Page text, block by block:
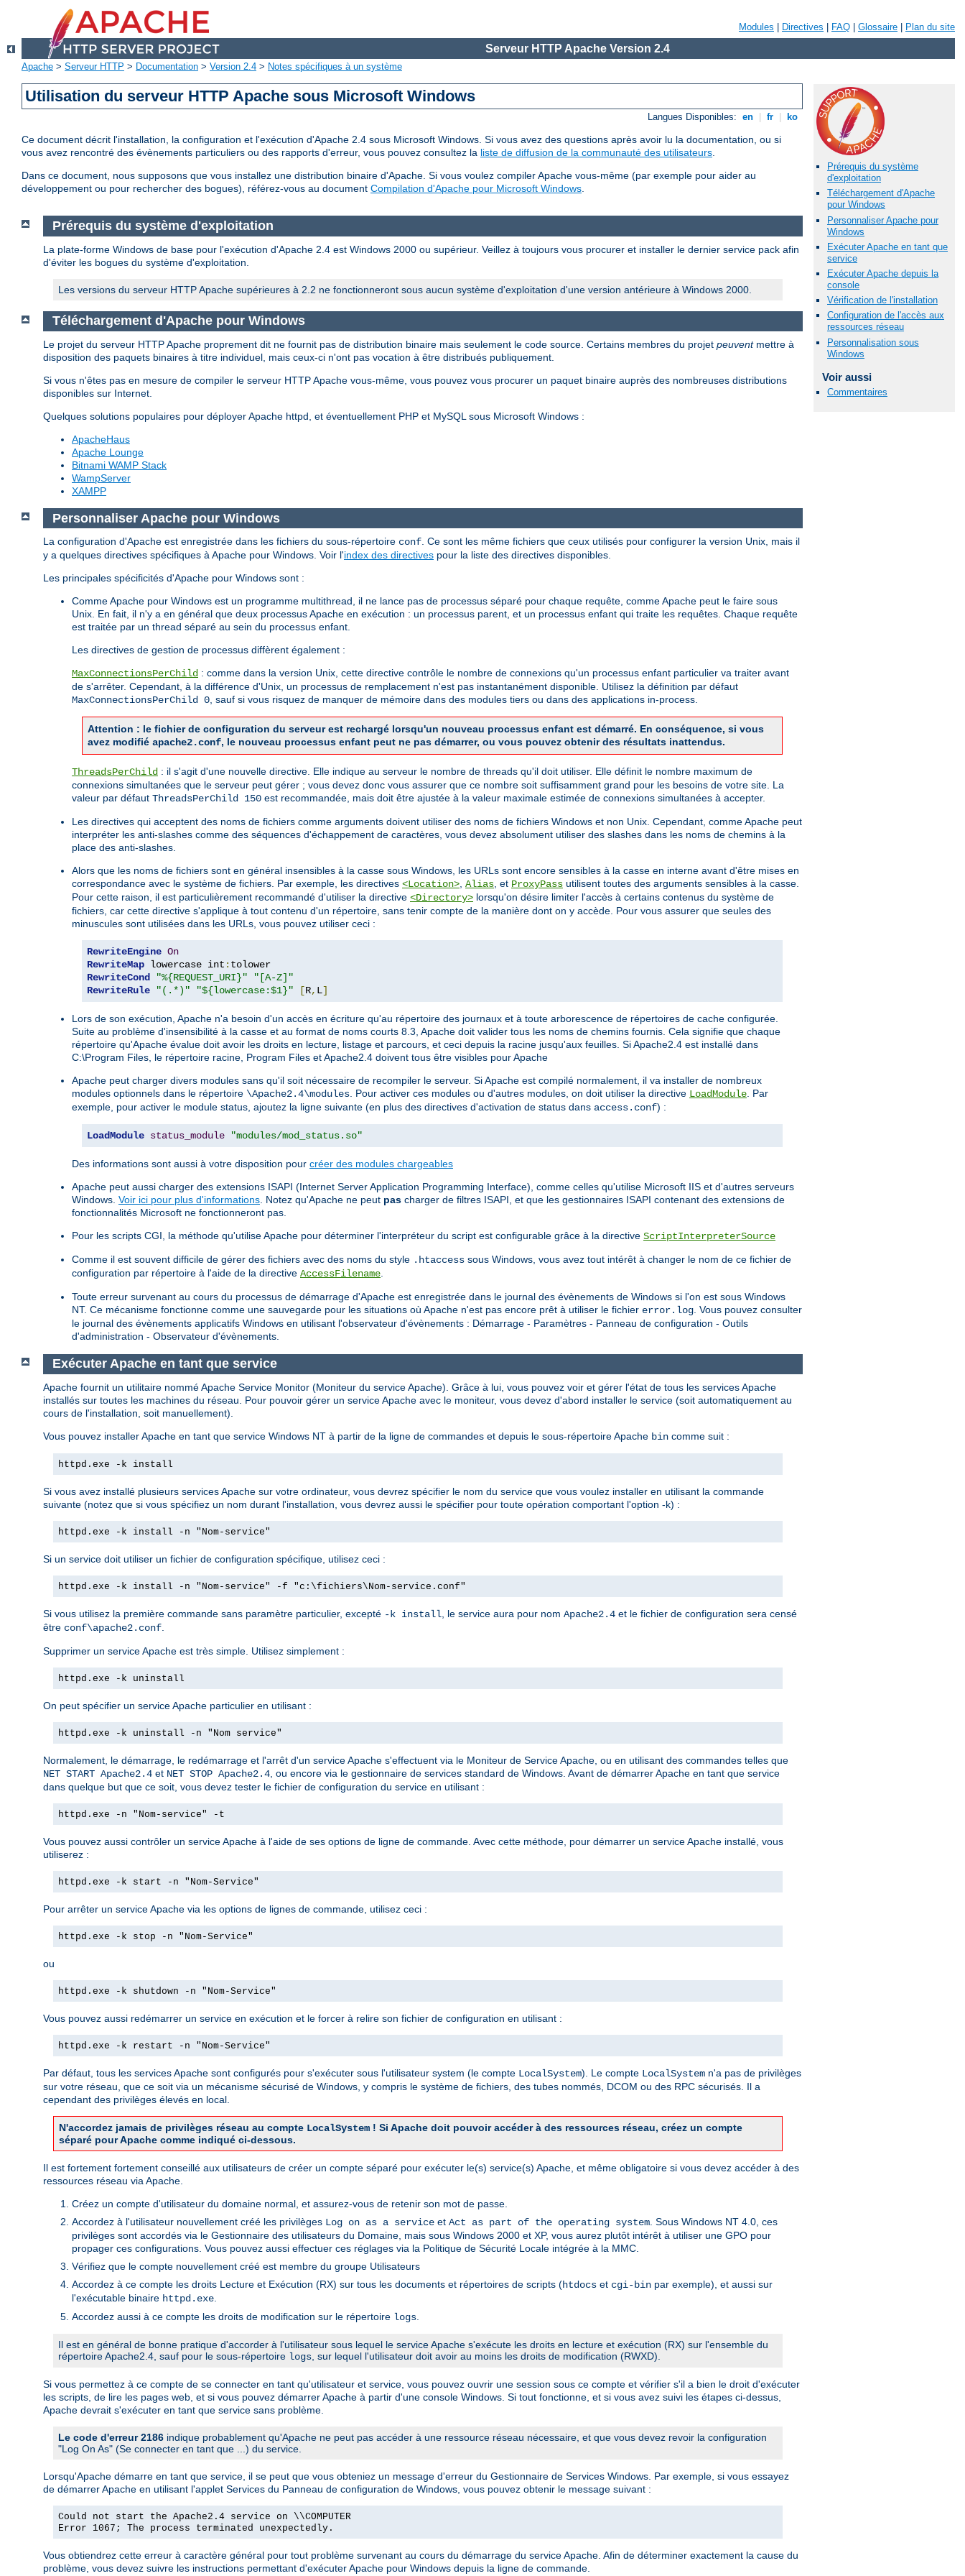
Modules Directives FAQ Glossaire Plan du site
Serveur HTTP Apache Version 2.4
Apache > Serveur HTTP > Documentation > Version 2.4 > Notes spécifiques à un système
Utilisation du serveur HTTP Apache sous Microsoft Windows
Langues Disponibles: en fr ko
Ce document décrit l'installation, la configuration et l'exécution d'Apache 2.4 sous Microsoft Windows. Si vous avez des questions après avoir lu la documentation, ou si
vous avez rencontré des évènements particuliers ou des rapports d'erreur, vous pouvez consultez la liste de diffusion de la communauté des utilisateurs.
Dans ce document, nous supposons que vous installez une distribution binaire d'Apache. Si vous voulez compiler Apache vous-même (par exemple pour aider au
développement ou pour rechercher des bogues), référez-vous au document Compilation d'Apache pour Microsoft Windows.
Prérequis du système
d'exploitation
Téléchargement d'Apache
pour Windows
Personnaliser Apache pour
Windows
Exécuter Apache en tant que
service
Exécuter Apache depuis la
console
Vérification de l'installation
Configuration de l'accès aux
ressources réseau
Personnalisation sous
Windows
Voir aussi
Commentaires
Prérequis du système d'exploitation
La plate-forme Windows de base pour l'exécution d'Apache 2.4 est Windows 2000 ou supérieur. Veillez à toujours vous procurer et installer le dernier service pack afin
d'éviter les bogues du système d'exploitation.
Les versions du serveur HTTP Apache supérieures à 2.2 ne fonctionneront sous aucun système d'exploitation d'une version antérieure à Windows 2000.
Téléchargement d'Apache pour Windows
Le projet du serveur HTTP Apache proprement dit ne fournit pas de distribution binaire mais seulement le code source. Certains membres du projet peuventmettre à
disposition des paquets binaires à titre individuel, mais ceux-ci n'ont pas vocation à être distribués publiquement.
Si vous n'êtes pas en mesure de compiler le serveur HTTP Apache vous-même, vous pouvez vous procurer un paquet binaire auprès des nombreuses distributions
disponibles sur Internet.
Quelques solutions populaires pour déployer Apache httpd, et éventuellement PHP et MySQL sous Microsoft Windows :
ApacheHaus
Apache Lounge
Bitnami WAMP Stack
WampServer
XAMPP
Personnaliser Apache pour Windows
La configuration d'Apache est enregistrée dans les fichiers du sous-répertoire conf. Ce sont les même fichiers que ceux utilisés pour configurer la version Unix, mais il
y a quelques directives spécifiques à Apache pour Windows. Voir l'index des directives pour la liste des directives disponibles.
Les principales spécificités d'Apache pour Windows sont :
Comme Apache pour Windows est un programme multithread, il ne lance pas de processus séparé pour chaque requête, comme Apache peut le faire sous
Unix. En fait, il n'y a en général que deux processus Apache en exécution : un processus parent, et un processus enfant qui traite les requêtes. Chaque requête
est traitée par un thread séparé au sein du processus enfant.
Les directives de gestion de processus diffèrent également :
MaxConnectionsPerChild : comme dans la version Unix, cette directive contrôle le nombre de connexions qu'un processus enfant particulier va traiter avant
de s'arrêter. Cependant, à la différence d'Unix, un processus de remplacement n'est pas instantanément disponible. Utilisez la définition par défaut
MaxConnectionsPerChild 0, sauf si vous risquez de manquer de mémoire dans des modules tiers ou dans des applications in-process.
Attention : le fichier de configuration du serveur est rechargé lorsqu'un nouveau processus enfant est démarré. En conséquence, si vous
avez modifié apache2.conf, le nouveau processus enfant peut ne pas démarrer, ou vous pouvez obtenir des résultats inattendus.
ThreadsPerChild : il s'agit d'une nouvelle directive. Elle indique au serveur le nombre de threads qu'il doit utiliser. Elle définit le nombre maximum de
connexions simultanées que le serveur peut gérer ; vous devez donc vous assurer que ce nombre soit suffisamment grand pour les besoins de votre site. La
valeur par défaut ThreadsPerChild 150 est recommandée, mais doit être ajustée à la valeur maximale estimée de connexions simultanées à accepter.
Les directives qui acceptent des noms de fichiers comme arguments doivent utiliser des noms de fichiers Windows et non Unix. Cependant, comme Apache peut
interpréter les anti-slashes comme des séquences d'échappement de caractères, vous devez absolument utiliser des slashes dans les noms de chemins à la
place des anti-slashes.
Alors que les noms de fichiers sont en général insensibles à la casse sous Windows, les URLs sont encore sensibles à la casse en interne avant d'être mises en
correspondance avec le système de fichiers. Par exemple, les directives <Location>, Alias, et ProxyPass utilisent toutes des arguments sensibles à la casse.
Pour cette raison, il est particulièrement recommandé d'utiliser la directive <Directory> lorsqu'on désire limiter l'accès à certains contenus du système de
fichiers, car cette directive s'applique à tout contenu d'un répertoire, sans tenir compte de la manière dont on y accède. Pour vous assurer que seules des
minuscules sont utilisées dans les URLs, vous pouvez utiliser ceci :
RewriteEngine On
RewriteMap lowercase int :
RewriteCond
"%{REQUEST_URI}"
"[A-Z]"
RewriteRule
"(.*)" "${lowercase:$1}" [R, L]
Lors de son exécution, Apache n'a besoin d'un accès en écriture qu'au répertoire des journaux et à toute arborescence de répertoires de cache configurée.
Suite au problème d'insensibilité à la casse et au format de noms courts 8.3, Apache doit valider tous les noms de chemins fournis. Cela signifie que chaque
répertoire qu'Apache évalue doit avoir les droits en lecture, listage et parcours, et ceci depuis la racine jusqu'aux feuilles. Si Apache2.4 est installé dans
C:\Program Files, le répertoire racine, Program Files et Apache2.4 doivent tous être visibles pour Apache
Apache peut charger divers modules sans qu'il soit nécessaire de recompiler le serveur. Si Apache est compilé normalement, il va installer de nombreux
modules optionnels dans le répertoire \Apache2.4\modules. Pour activer ces modules ou d'autres modules, on doit utiliser la directive LoadModule. Par
exemple, pour activer le module status, ajoutez la ligne suivante (en plus des directives d'activation de status dans access.conf) :
LoadModule status_module "modules/mod_status.so"
Des informations sont aussi à votre disposition pour créer des modules chargeables
Apache peut aussi charger des extensions ISAPI (Internet Server Application Programming Interface), comme celles qu'utilise Microsoft IIS et d'autres serveurs
Windows. Voir ici pour plus d'informations. Notez qu'Apache ne peut pas charger de filtres ISAPI, et que les gestionnaires ISAPI contenant des extensions de
fonctionnalités Microsoft ne fonctionneront pas.
Pour les scripts CGI, la méthode qu'utilise Apache pour déterminer l'interpréteur du script est configurable grâce à la directive ScriptInterpreterSource
Comme il est souvent difficile de gérer des fichiers avec des noms du style .htaccess sous Windows, vous avez tout intérêt à changer le nom de ce fichier de
configuration par répertoire à l'aide de la directive AccessFilename.
Toute erreur survenant au cours du processus de démarrage d'Apache est enregistrée dans le journal des évènements de Windows si l'on est sous Windows
NT. Ce mécanisme fonctionne comme une sauvegarde pour les situations où Apache n'est pas encore prêt à utiliser le fichier error.log. Vous pouvez consulter
le journal des évènements applicatifs Windows en utilisant l'observateur d'évènements : Démarrage - Paramètres - Panneau de configuration - Outils
d'administration - Observateur d'évènements.
Exécuter Apache en tant que service
Apache fournit un utilitaire nommé Apache Service Monitor (Moniteur du service Apache). Grâce à lui, vous pouvez voir et gérer l'état de tous les services Apache
installés sur toutes les machines du réseau. Pour pouvoir gérer un service Apache avec le moniteur, vous devez d'abord installer le service (soit automatiquement au
cours de l'installation, soit manuellement).
Vous pouvez installer Apache en tant que service Windows NT à partir de la ligne de commandes et depuis le sous-répertoire Apache bin comme suit :
httpd.exe -k install
Si vous avez installé plusieurs services Apache sur votre ordinateur, vous devrez spécifier le nom du service que vous voulez installer en utilisant la commande
suivante (notez que si vous spécifiez un nom durant l'installation, vous devrez aussi le spécifier pour toute opération comportant l'option -k) :
httpd.exe -k install -n "Nom-service"
Si un service doit utiliser un fichier de configuration spécifique, utilisez ceci :
httpd.exe -k install -n "Nom-service" -f "c:\fichiers\Nom-service.conf"
Si vous utilisez la première commande sans paramètre particulier, excepté -k install , le service aura pour nom Apache2.4 et le fichier de configuration sera censé
être conf\apache2.conf
Supprimer un service Apache est très simple. Utilisez simplement :
httpd.exe -k uninstall
On peut spécifier un service Apache particulier en utilisant :
httpd.exe -k uninstall -n "Nom service"
Normalement, le démarrage, le redémarrage et l'arrêt d'un service Apache s'effectuent via le Moniteur de Service Apache, ou en utilisant des commandes telles que
NET START Apache2.4 et NET STOP Apache2.4 , ou encore via le gestionnaire de services standard de Windows. Avant de démarrer Apache en tant que service
dans quelque but que ce soit, vous devez tester le fichier de configuration du service en utilisant :
httpd.exe -n "Nom-service" -t
Vous pouvez aussi contrôler un service Apache à l'aide de ses options de ligne de commande. Avec cette méthode, pour démarrer un service Apache installé, vous
utiliserez :
httpd.exe -k start -n "Nom-Service"
Pour arrêter un service Apache via les options de lignes de commande, utilisez ceci :
httpd.exe -k stop -n "Nom-Service"
ou
httpd.exe -k shutdown -n "Nom-Service"
Vous pouvez aussi redémarrer un service en exécution et le forcer à relire son fichier de configuration en utilisant :
httpd.exe -k restart -n "Nom-Service"
Par défaut, tous les services Apache sont configurés pour s'exécuter sous l'utilisateur system (le compte LocalSystem). Le compte LocalSystem n'a pas de privilèges
sur votre réseau, que ce soit via un mécanisme sécurisé de Windows, y compris le système de fichiers, des tubes nommés, DCOM ou des RPC sécurisés. Il a
cependant des privilèges élevés en local.
N'accordez jamais de privilèges réseau au compte LocalSystem ! Si Apache doit pouvoir accéder à des ressources réseau, créez un compte
séparé pour Apache comme indiqué ci-dessous.
Il est fortement fortement conseillé aux utilisateurs de créer un compte séparé pour exécuter le(s) service(s) Apache, et même obligatoire si vous devez accéder à des
ressources réseau via Apache.
Créez un compte d'utilisateur du domaine normal, et assurez-vous de retenir son mot de passe.
Accordez à l'utilisateur nouvellement créé les privilèges Log on as a service et Act as part of the operating system . Sous Windows NT 4.0, ces
privilèges sont accordés via le Gestionnaire des utilisateurs du Domaine, mais sous Windows 2000 et XP, vous aurez plutôt intérêt à utiliser une GPO pour
propager ces configurations. Vous pouvez aussi effectuer ces réglages via la Politique de Sécurité Locale intégrée à la MMC.
Vérifiez que le compte nouvellement créé est membre du groupe Utilisateurs
Accordez à ce compte les droits Lecture et Exécution (RX) sur tous les documents et répertoires de scripts (htdocs et cgi-bin par exemple), et aussi sur
l'exécutable binaire httpd.exe
Accordez aussi à ce compte les droits de modification sur le répertoire logs
Il est en général de bonne pratique d'accorder à l'utilisateur sous lequel le service Apache s'exécute les droits en lecture et exécution (RX) sur l'ensemble du
répertoire Apache2.4, sauf pour le sous-répertoire logs , sur lequel l'utilisateur doit avoir au moins les droits de modification (RWXD).
Si vous permettez à ce compte de se connecter en tant qu'utilisateur et service, vous pouvez ouvrir une session sous ce compte et vérifier s'il a bien le droit d'exécuter
les scripts, de lire les pages web, et si vous pouvez démarrer Apache à partir d'une console Windows. Si tout fonctionne, et si vous avez suivi les étapes ci-dessus,
Apache devrait s'exécuter en tant que service sans problème.
Le code d'erreur 2186 indique probablement qu'Apache ne peut pas accéder à une ressource réseau nécessaire, et que vous devez revoir la configuration
"Log On As" (Se connecter en tant que ...) du service.
Lorsqu'Apache démarre en tant que service, il se peut que vous obteniez un message d'erreur du Gestionnaire de Services Windows. Par exemple, si vous essayez
de démarrer Apache en utilisant l'applet Services du Panneau de configuration de Windows, vous pouvez obtenir le message suivant :
Could not start the Apache2.4 service on \\COMPUTER
Error 1067; The process terminated unexpectedly.
Vous obtiendrez cette erreur à caractère général pour tout problème survenant au cours du démarrage du service Apache. Afin de déterminer exactement la cause du
problème, vous devez suivre les instructions permettant d'exécuter Apache pour Windows depuis la ligne de commande.